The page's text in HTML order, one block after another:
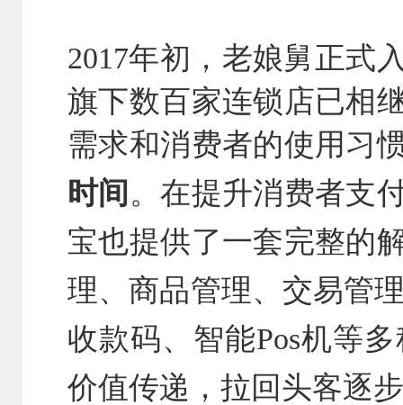
2017年初，老娘舅正式
旗下数百家连锁店已相
需求和消费者的使用习
时间 。在提升消费者支
宝也提供了一套完整的
理、商品管理、交易管
收款码、智能Pos机等
价值传递，拉回头客逐